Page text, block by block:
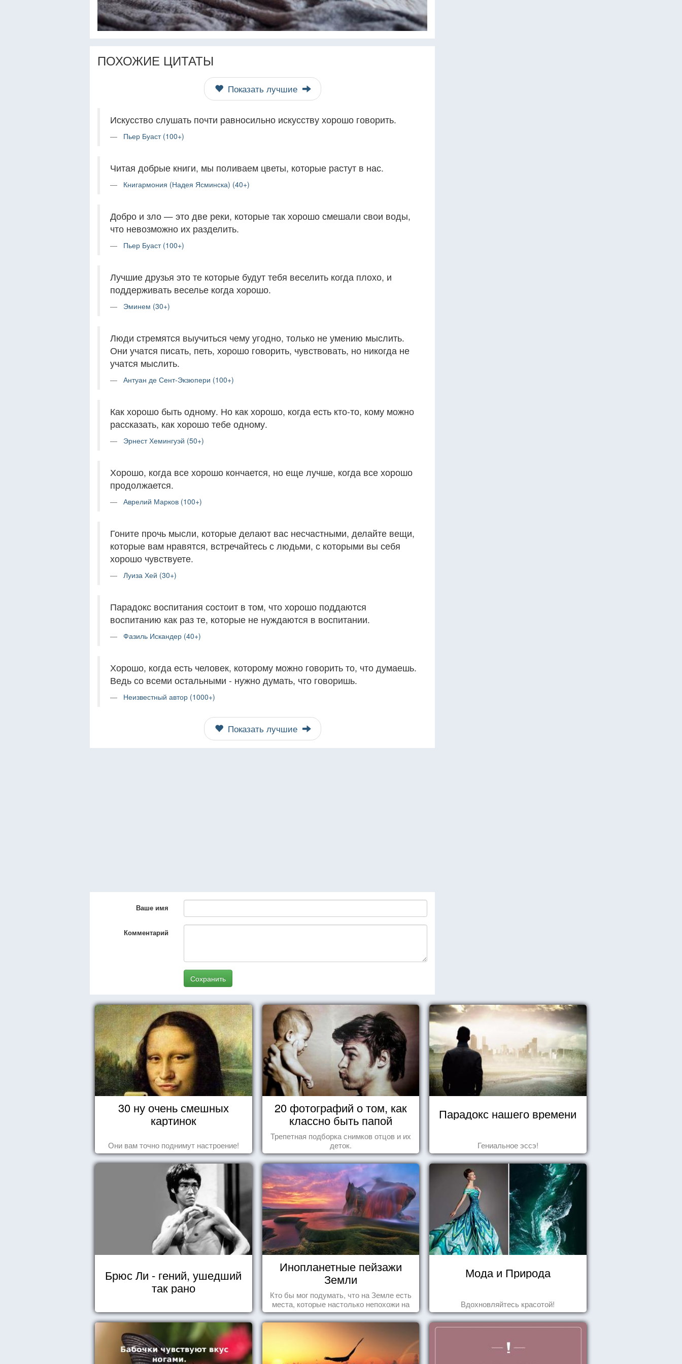
ПОХОЖИЕ ЦИТАТЫ
Показать лучшие
Искусство слушать почти равносильно искусству хорошо говорить.
Пьер Буаст (100+)
Читая добрые книги, мы поливаем цветы, которые растут в нас.
Книгармония (Надея Ясминска) (40+)
Добро и зло — это две реки, которые так хорошо смешали свои воды,
что невозможно их разделить.
Пьер Буаст (100+)
Лучшие друзья это те которые будут тебя веселить когда плохо, и
поддерживать веселье когда хорошо.
Эминем (30+)
Люди стремятся выучиться чему угодно, только не умению мыслить.
Они учатся писать, петь, хорошо говорить, чувствовать, но никогда не
учатся мыслить.
Антуан де Сент-Экзюпери (100+)
Как хорошо быть одному. Но как хорошо, когда есть кто-то, кому можно
рассказать, как хорошо тебе одному.
Эрнест Хемингуэй (50+)
Хорошо, когда все хорошо кончается, но еще лучше, когда все хорошо
продолжается.
Аврелий Марков (100+)
Гоните прочь мысли, которые делают вас несчастными, делайте вещи,
которые вам нравятся, встречайтесь с людьми, с которыми вы себя
хорошо чувствуете.
Луиза Хей (30+)
Парадокс воспитания состоит в том, что хорошо поддаются
воспитанию как раз те, которые не нуждаются в воспитании.
Фазиль Искандер (40+)
Хорошо, когда есть человек, которому можно говорить то, что думаешь.
Ведь со всеми остальными - нужно думать, что говоришь.
Неизвестный автор (1000+)
Показать лучшие
Ваше имя
Комментарий
Сохранить
30 ну очень смешных
картинок
Они вам точно поднимут настроение!
20 фотографий о том, как
классно быть папой
Трепетная подборка снимков отцов и их
деток.
Парадокс нашего времени
Гениальное эссэ!
Брюс Ли - гений, ушедший
так рано
Инопланетные пейзажи
Земли
Кто бы мог подумать, что на Земле есть
места, которые настолько непохожи на
привычные для человечества пейзажи,
что кажутся и вовсе инопланетными!
Мода и Природа
Вдохновляйтесь красотой!